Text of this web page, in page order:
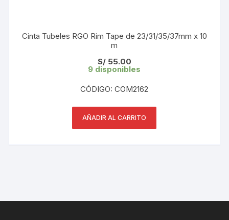
Cinta Tubeles RGO Rim Tape de 23/31/35/37mm x 10
m
S/55.00
9 disponibles
CÓDIGO: COM2162
AÑADIR AL CARRITO